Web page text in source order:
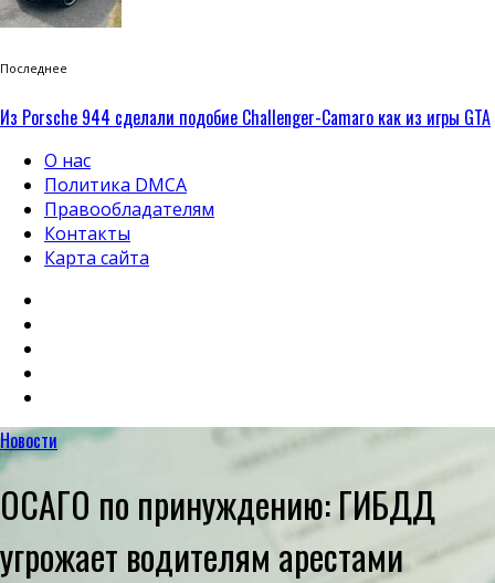
Последнее
Из Porsche 944 сделали подобие Challenger-Camaro как из игры GTA
О нас
Политика DMCA
Правообладателям
Контакты
Карта сайта
Новости
ОСАГО по принуждению: ГИБДД
угрожает водителям арестами